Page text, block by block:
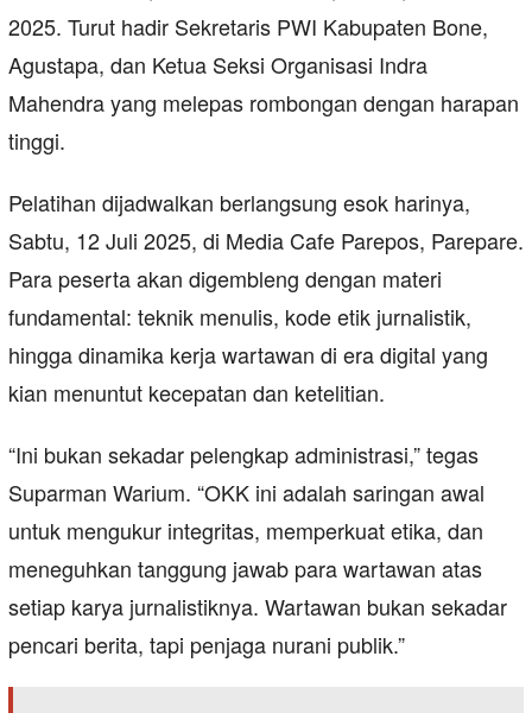
2025. Turut hadir Sekretaris PWI Kabupaten Bone,
Agustapa, dan Ketua Seksi Organisasi Indra
Mahendra yang melepas rombongan dengan harapan
tinggi.
Pelatihan dijadwalkan berlangsung esok harinya,
Sabtu, 12 Juli 2025, di Media Cafe Parepos, Parepare.
Para peserta akan digembleng dengan materi
fundamental: teknik menulis, kode etik jurnalistik,
hingga dinamika kerja wartawan di era digital yang
kian menuntut kecepatan dan ketelitian.
“Ini bukan sekadar pelengkap administrasi,” tegas
Suparman Warium. “OKK ini adalah saringan awal
untuk mengukur integritas, memperkuat etika, dan
meneguhkan tanggung jawab para wartawan atas
setiap karya jurnalistiknya. Wartawan bukan sekadar
pencari berita, tapi penjaga nurani publik.”